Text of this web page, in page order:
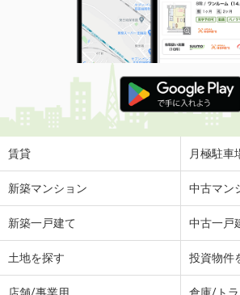
賃貸 月極駐車
新築マンション 中古マン
新築一戸建て 中古一戸
土地を探す 投資物件
店舗/事業用 倉庫/ト